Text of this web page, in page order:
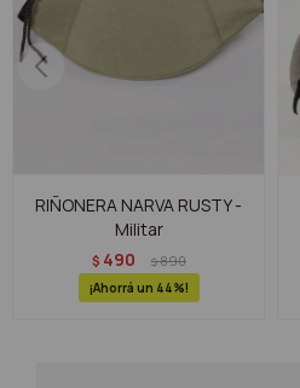
RIÑONERA NARVA RUSTY -
Militar
$ 490 $890
44